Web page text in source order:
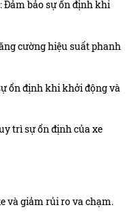
Đảm bảo sự ổn định khi
cường hiệu suất phanh
ổn định khi khởi động và
trì sự ổn định của xe
và giảm rủi ro va chạm.